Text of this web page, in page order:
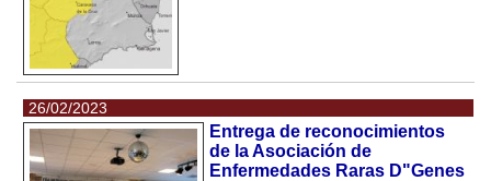
26/02/2023
Entrega de reconocimientos
de la Asociación de
Enfermedades Raras D"Genes